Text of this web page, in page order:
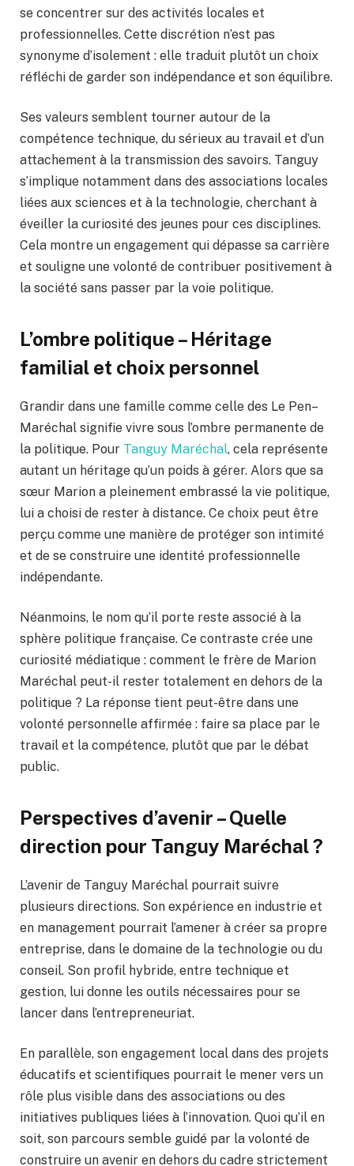
se concentrer sur des activités locales et
professionnelles. Cette discrétion n’est pas
synonyme d’isolement : elle traduit plutôt un choix
réfléchi de garder son indépendance et son équilibre.
Ses valeurs semblent tourner autour de la
compétence technique, du sérieux au travail et d’un
attachement à la transmission des savoirs. Tanguy
s’implique notamment dans des associations locales
liées aux sciences et à la technologie, cherchant à
éveiller la curiosité des jeunes pour ces disciplines.
Cela montre un engagement qui dépasse sa carrière
et souligne une volonté de contribuer positivement à
la société sans passer par la voie politique.
L’ombre politique – Héritage
familial et choix personnel
Grandir dans une famille comme celle des Le Pen–
Maréchal signifie vivre sous l’ombre permanente de
la politique. Pour Tanguy Maréchal, cela représente
autant un héritage qu’un poids à gérer. Alors que sa
sœur Marion a pleinement embrassé la vie politique,
lui a choisi de rester à distance. Ce choix peut être
perçu comme une manière de protéger son intimité
et de se construire une identité professionnelle
indépendante.
Néanmoins, le nom qu’il porte reste associé à la
sphère politique française. Ce contraste crée une
curiosité médiatique : comment le frère de Marion
Maréchal peut-il rester totalement en dehors de la
politique ? La réponse tient peut-être dans une
volonté personnelle affirmée : faire sa place par le
travail et la compétence, plutôt que par le débat
public.
Perspectives d’avenir – Quelle
direction pour Tanguy Maréchal ?
L’avenir de Tanguy Maréchal pourrait suivre
plusieurs directions. Son expérience en industrie et
en management pourrait l’amener à créer sa propre
entreprise, dans le domaine de la technologie ou du
conseil. Son profil hybride, entre technique et
gestion, lui donne les outils nécessaires pour se
lancer dans l’entrepreneuriat.
En parallèle, son engagement local dans des projets
éducatifs et scientifiques pourrait le mener vers un
rôle plus visible dans des associations ou des
initiatives publiques liées à l’innovation. Quoi qu’il en
soit, son parcours semble guidé par la volonté de
construire un avenir en dehors du cadre strictement